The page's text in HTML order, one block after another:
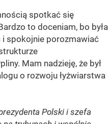
spotkać się
to doceniam, bo była
i spokojnie porozmawiać
Mam nadzieję, że był
o rozwoju łyżwiarstwa
Polski i szefa